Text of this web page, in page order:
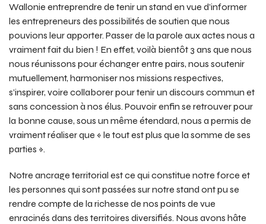
Wallonie entreprendre de tenir un stand en vue d’informer
les entrepreneurs des possibilités de soutien que nous
pouvions leur apporter. Passer de la parole aux actes nous a
vraiment fait du bien ! En effet, voilà bientôt 3 ans que nous
nous réunissons pour échanger entre pairs, nous soutenir
mutuellement, harmoniser nos missions respectives,
s’inspirer, voire collaborer pour tenir un discours commun et
sans concession à nos élus. Pouvoir enfin se retrouver pour
la bonne cause, sous un même étendard, nous a permis de
vraiment réaliser que « le tout est plus que la somme de ses
parties ».
Notre ancrage territorial est ce qui constitue notre force et
les personnes qui sont passées sur notre stand ont pu se
rendre compte de la richesse de nos points de vue
enracinés dans des territoires diversifiés. Nous avons hâte